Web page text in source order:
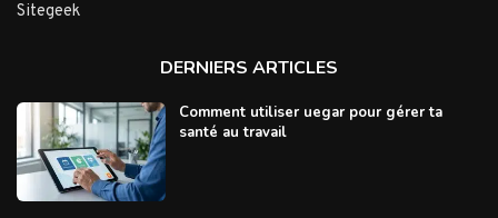
Sitegeek
DERNIERS ARTICLES
Comment utiliser uegar pour gérer ta
santé au travail